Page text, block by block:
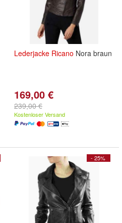
Lederjacke Ricano Nora braun
169,00 €
239,00 €
Kostenloser Versand
- 25%